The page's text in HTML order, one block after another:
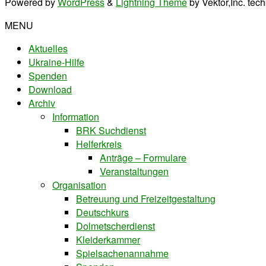
MENU
Aktuelles
Ukraine-Hilfe
Spenden
Download
Archiv
Information
BRK Suchdienst
Helferkreis
Anträge – Formulare
Veranstaltungen
Organisation
Betreuung und Freizeitgestaltung
Deutschkurs
Dolmetscherdienst
Kleiderkammer
Spielsachenannahme